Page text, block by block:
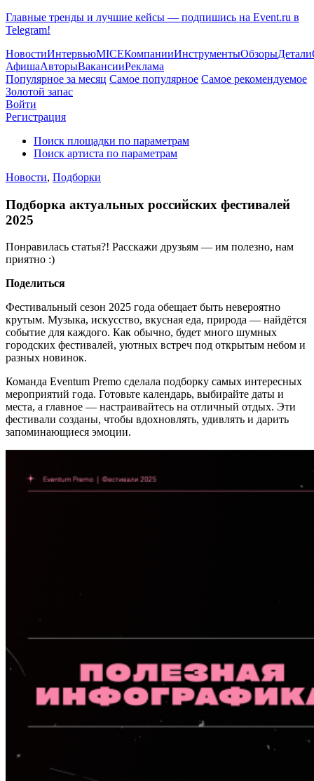
Главные тренды и лучшие кейсы — подпишись на Event.ru в
Telegram!
НовостиИнтервьюMICEКомпанииИнструментыОбзорыДетали
АфишаАвторыВакансииРеклама
Популярное за месяц Самое популярное Самое рекомендуемое
Золотой запас
Войти
Регистрация
Поиск площадки по параметрам
Поиск артиста по параметрам
Новости, Подборки
Подборка актуальных российских фестивалей
2025
Понравилась статья?! Расскажи друзьям — им полезно, нам
приятно :)
Поделиться
Фестивальный сезон 2025 года обещает быть невероятно
крутым. Музыка, искусство, вкусная еда, природа — найдётся
событие для каждого. Как обычно, будет много шумных
городских фестивалей, уютных встреч под открытым небом и
разных новинок.
Команда Eventum Premo сделала подборку самых интересных
мероприятий года. Готовьте календарь, выбирайте даты и
места, а главное — настраивайтесь на отличный отдых. Эти
фестивали созданы, чтобы вдохновлять, удивлять и дарить
запоминающиеся эмоции.